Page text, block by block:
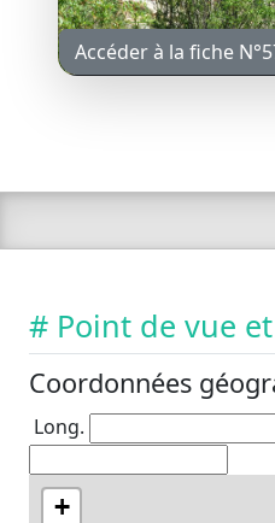
Accéder à la fiche
# Point de vue
Coordonnées
Long.
+